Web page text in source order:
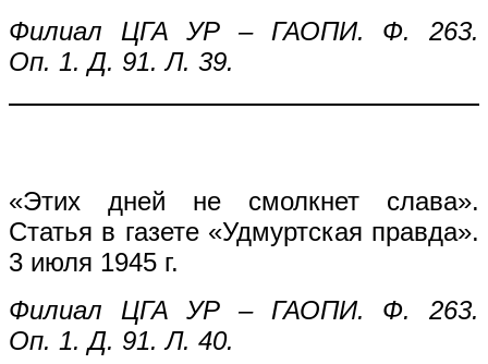
Филиал ЦГА УР – ГАОПИ. Ф. 263.
Оп. 1. Д. 91. Л. 39.
«Этих дней не смолкнет слава».
Статья в газете «Удмуртская правда».
3 июля 1945 г.
Филиал ЦГА УР – ГАОПИ. Ф. 263.
Оп. 1. Д. 91. Л. 40.